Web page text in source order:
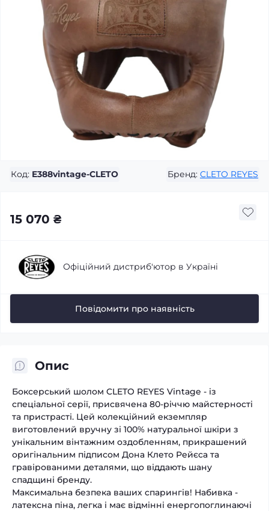
Код: E388vintage-CLETO Бренд: CLETO REYES
15 070 ₴
Офіційний дистриб'ютор в Україні
Повідомити про наявність
Опис
Боксерський шолом CLETO REYES Vintage - із
спеціальної серії, присвячена 80-річчю майстерності
та пристрасті. Цей колекційний екземпляр
виготовлений вручну зі 100% натуральної шкіри з
унікальним вінтажним оздобленням, прикрашений
оригінальним підписом Дона Клето Рейєса та
гравірованими деталями, що віддають шану
спадщині бренду.
Максимальна безпека ваших спарингів! Набивка -
латексна піна, легка і має відмінні енергопоглинаючі